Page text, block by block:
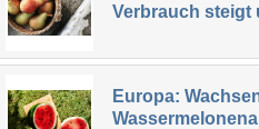
Verbrauch steigt
Europa: